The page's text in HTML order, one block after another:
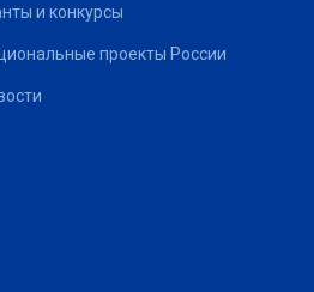
и конкурсы
проекты России